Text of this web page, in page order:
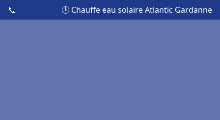
📞 🕒 Chauffe eau solaire Atlantic Gardanne